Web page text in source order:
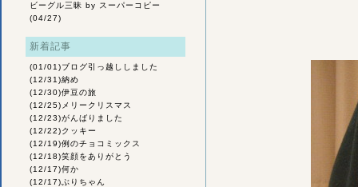
ビーグル三昧 by スーパーコピー
(04/27)
新着記事
(01/01)ブログ引っ越ししました
(12/31)納め
(12/30)伊豆の旅
(12/25) メリークリスマス
(12/23)がんばりました
(12/22)クッキー
(12/19)例のチョコミックス
(12/18)笑顔をありがとう
(12/17)何か
(12/17) ぶりちゃん